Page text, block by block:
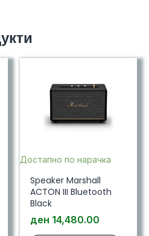
Достапно по нарачка
Speaker Marshall
ACTON III Bluetooth
Black
ден 14,480.00